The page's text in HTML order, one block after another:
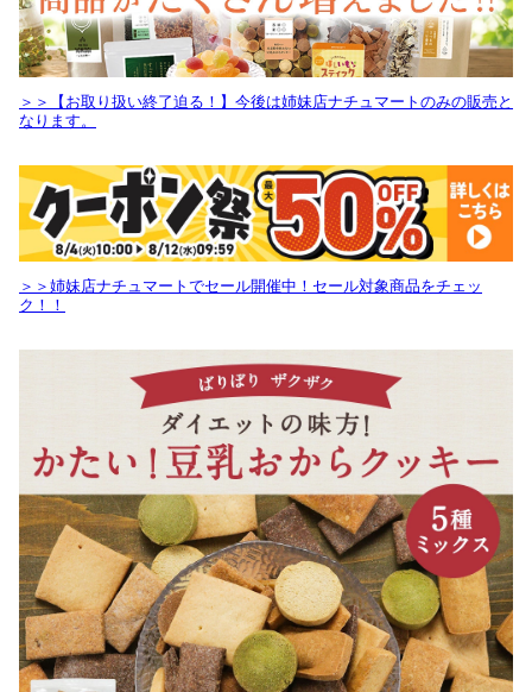
＞＞【お取り扱い終了迫る！】今後は姉妹店ナチュマートのみの販売と
なります。
＞＞姉妹店ナチュマートでセール開催中！セール対象商品をチェッ
ク！！